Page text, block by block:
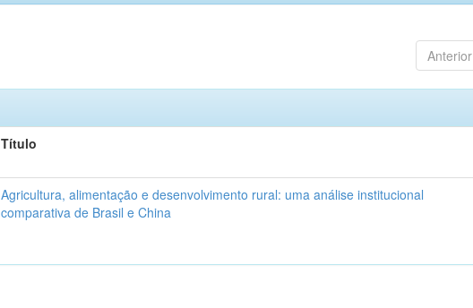
Anterior
Título
Agricultura, alimentação e desenvolvimento rural: uma análise institucional
comparativa de Brasil e China